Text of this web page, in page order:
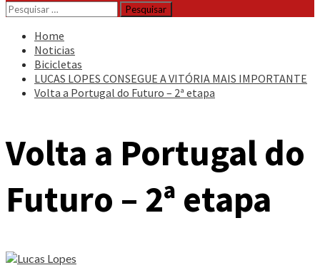
Pesquisar
por:
Home
Noticias
Bicicletas
LUCAS LOPES CONSEGUE A VITÓRIA MAIS IMPORTANTE
Volta a Portugal do Futuro – 2ª etapa
Volta a Portugal do
Futuro – 2ª etapa